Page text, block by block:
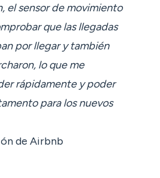
el sensor de movimiento
que las llegadas
por llegar y también
lo que me
rápidamente y poder
para los nuevos
de Airbnb